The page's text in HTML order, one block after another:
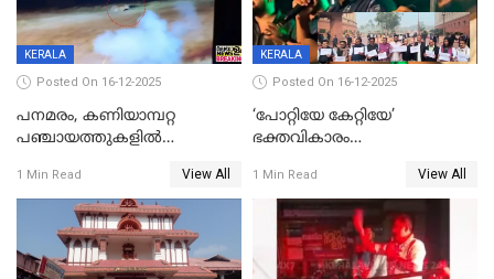
KERALA
Posted On 16-12-2025
പനമരം, കണിയാമ്പറ്റ
പഞ്ചായത്തുകളിൽ
സ്ഥാപനങ്ങൾക്ക് അവധി
1 Min Read View All
KERALA
Posted On 16-12-2025
‘പോറ്റിയേ കേറ്റിയേ’
ഭക്തവികാരം
ഡിജിപിക്ക് പരാതി; ശക്തമായ
നടപടി വേണമെന്നു
സിപിഐഎമ്മും
1 Min Read View All